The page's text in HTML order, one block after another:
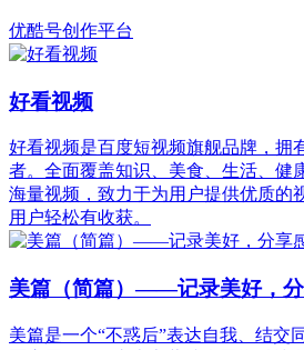
优酷号创作平台
好看视频
好看视频是百度短视频旗舰品牌，拥
者。全面覆盖知识、美食、生活、健
海量视频，致力于为用户提供优质的
用户轻松有收获。
美篇（简篇）——记录美好，分
美篇是一个“不惑后”表达自我、结交